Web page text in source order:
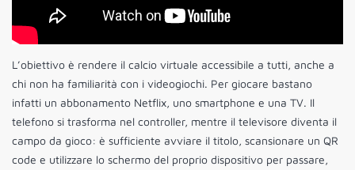
L’obiettivo è rendere il calcio virtuale accessibile a tutti, anche a
chi non ha familiarità con i videogiochi. Per giocare bastano
infatti un abbonamento Netflix, uno smartphone e una TV. Il
telefono si trasforma nel controller, mentre il televisore diventa il
campo da gioco: è sufficiente avviare il titolo, scansionare un QR
code e utilizzare lo schermo del proprio dispositivo per passare,